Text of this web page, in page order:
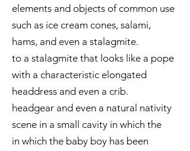
elements and objects of common use
such as ice cream cones, salami,
hams, and even a stalagmite.
to a stalagmite that looks like a pope
with a characteristic elongated
headdress and even a crib.
headgear and even a natural nativity
scene in a small cavity in which the
in which the baby boy has been